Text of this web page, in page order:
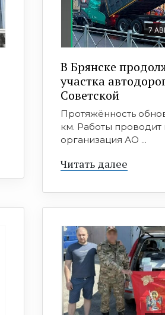
7
В Брянске
участка
Советской
Протяжённость
км. Работы проводит
организация АО ...
Читать далее